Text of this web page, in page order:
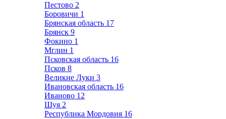
Пестово 2
Боровичи 1
Брянская область 17
Брянск 9
Фокино 1
Мглин 1
Псковская область 16
Псков 8
Великие Луки 3
Ивановская область 16
Иваново 12
Шуя 2
Республика Мордовия 16